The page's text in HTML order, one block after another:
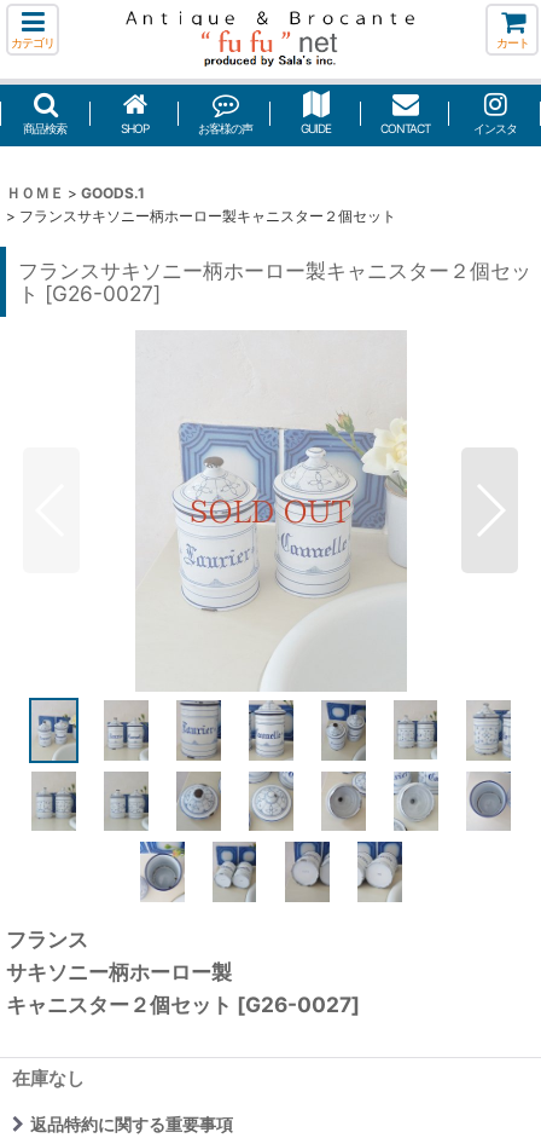
カテゴリ カート
商品検索 SHOP お客様の声 GUIDE CONTACT インスタ
ＨＯＭＥ > GOODS.1
> フランスサキソニー柄ホーロー製キャニスター２個セット
フランスサキソニー柄ホーロー製キャニスター２個セッ
ト [G26-0027]
フランス
サキソニー柄ホーロー製
キャニスター２個セット [G26-0027]
在庫なし
返品特約に関する重要事項